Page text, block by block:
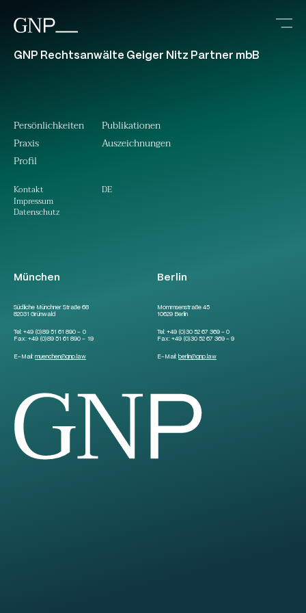
GNP Rechtsanwälte Geiger Nitz Partner mbB
München
Südliche Münchner Straße 68
82031 Grünwald
Tel:+49 (0)89 51 61 890 – 0
Fax:+49 (0)89 51 61 890 – 19
E-Mail:muenchen@gnp.law
Berlin
Mommsenstraße 45
10629 Berlin
Tel: +49 (0)30 52 67 369 – 0
Fax: +49 (0)30 52 67 369 – 9
E-Mail: berlin@gnp.law
Persönlichkeiten
Praxis
Profil
Kontakt
Impressum
Datenschutz
Publikationen
Auszeichnungen
DE